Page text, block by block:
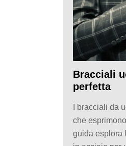
Bracciali
perfetta
I bracciali da
che
guida esplora